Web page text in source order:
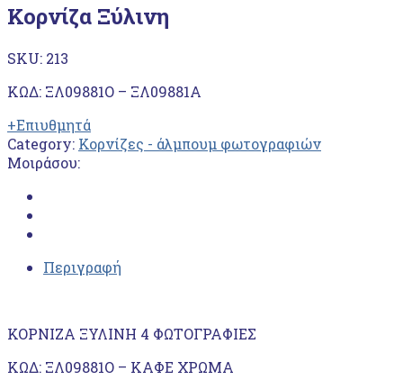
Κορνίζα Ξύλινη
SKU: 213
ΚΩΔ: ΞΛ09881Ο – ΞΛ09881Α
+Επιυθμητά
Category: Κορνίζες - άλμπουμ φωτογραφιών
Μοιράσου:
Περιγραφή
ΚΟΡΝΙΖΑ ΞΥΛΙΝΗ 4 ΦΩΤΟΓΡΑΦΙΕΣ
ΚΩΔ: ΞΛ09881Ο – ΚΑΦΕ ΧΡΩΜΑ